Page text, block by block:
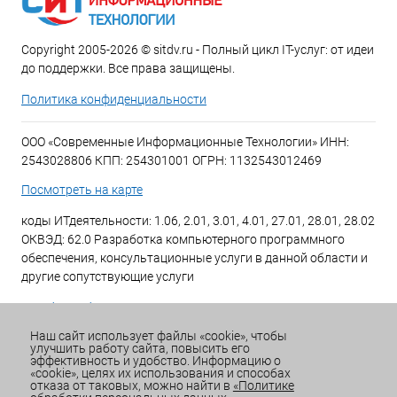
Copyright 2005-2026 © sitdv.ru - Полный цикл IT-услуг: от идеи
до поддержки. Все права защищены.
Политика конфиденциальности
ООО «Современные Информационные Технологии» ИНН:
2543028806 КПП: 254301001 ОГРН: 1132543012469
Посмотреть на карте
коды ИТдеятельности: 1.06, 2.01, 3.01, 4.01, 27.01, 28.01, 28.02
ОКВЭД: 62.0 Разработка компьютерного программного
обеспечения, консультационные услуги в данной области и
другие сопутствующие услуги
Email:office@sitdv.ru
График работы Пн-Пт: с 9:00 до 18:00 Сб/Вс: Выходной
Наш сайт использует файлы «cookie», чтобы
улучшить работу сайта, повысить его
эффективность и удобство. Информацию о
«cookie», целях их использования и способах
отказа от таковых, можно найти в «Политике